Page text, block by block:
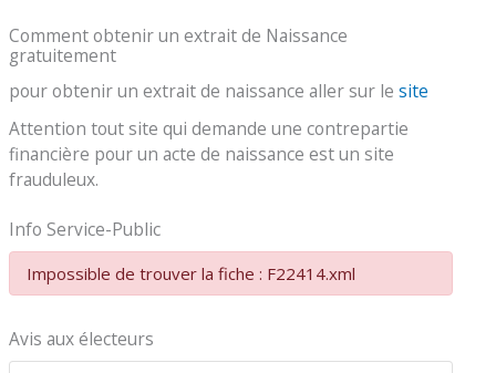
Comment obtenir un extrait de Naissance
gratuitement
pour obtenir un extrait de naissance aller sur le site
Attention tout site qui demande une contrepartie
financière pour un acte de naissance est un site
frauduleux.
Info Service-Public
Impossible de trouver la fiche : F22414.xml
Avis aux électeurs